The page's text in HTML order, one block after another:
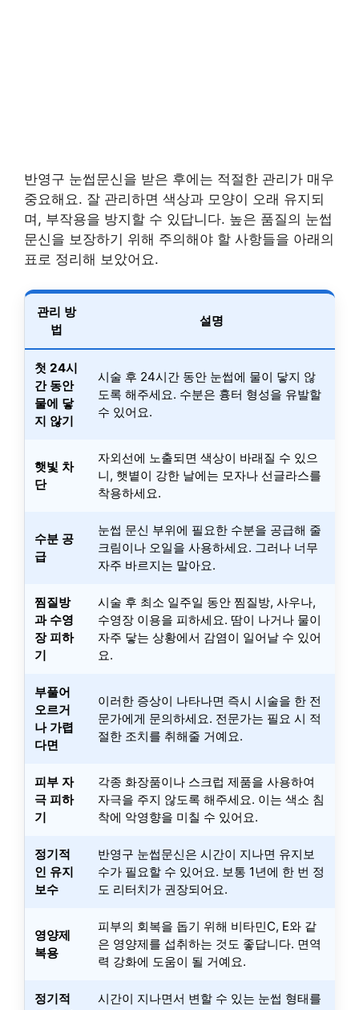
반영구 눈썹문신을 받은 후에는 적절한 관리가 매우
중요해요. 잘 관리하면 색상과 모양이 오래 유지되
며, 부작용을 방지할 수 있답니다. 높은 품질의 눈썹
문신을 보장하기 위해 주의해야 할 사항들을 아래의
표로 정리해 보았어요.
관리 방
법
설명
첫 24시
간 동안
물에 닿
지 않기
시술 후 24시간 동안 눈썹에 물이 닿지 않
도록 해주세요. 수분은 흉터 형성을 유발할
수 있어요.
햇빛 차
단
자외선에 노출되면 색상이 바래질 수 있으
니, 햇볕이 강한 날에는 모자나 선글라스를
착용하세요.
수분 공
급
눈썹 문신 부위에 필요한 수분을 공급해 줄
크림이나 오일을 사용하세요. 그러나 너무
자주 바르지는 말아요.
찜질방
과 수영
장 피하
기
시술 후 최소 일주일 동안 찜질방, 사우나,
수영장 이용을 피하세요. 땀이 나거나 물이
자주 닿는 상황에서 감염이 일어날 수 있어
요.
부풀어
오르거
나 가렵
다면
이러한 증상이 나타나면 즉시 시술을 한 전
문가에게 문의하세요. 전문가는 필요 시 적
절한 조치를 취해줄 거예요.
피부 자
극 피하
기
각종 화장품이나 스크럽 제품을 사용하여
자극을 주지 않도록 해주세요. 이는 색소 침
착에 악영향을 미칠 수 있어요.
정기적
인 유지
보수
반영구 눈썹문신은 시간이 지나면 유지보
수가 필요할 수 있어요. 보통 1년에 한 번 정
도 리터치가 권장되어요.
영양제
복용
피부의 회복을 돕기 위해 비타민C, E와 같
은 영양제를 섭취하는 것도 좋답니다. 면역
력 강화에 도움이 될 거예요.
정기적
시간이 지나면서 변할 수 있는 눈썹 형태를